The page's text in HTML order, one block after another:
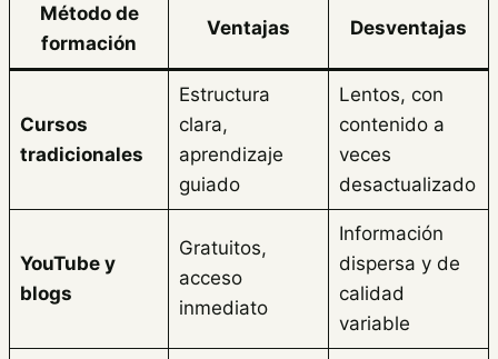
Método de
formación
Ventajas Desventajas
Cursos
tradicionales
Estructura
clara,
aprendizaje
guiado
Lentos, con
contenido a
veces
desactualizado
YouTube y
blogs
Gratuitos,
acceso
inmediato
Información
dispersa y de
calidad
variable